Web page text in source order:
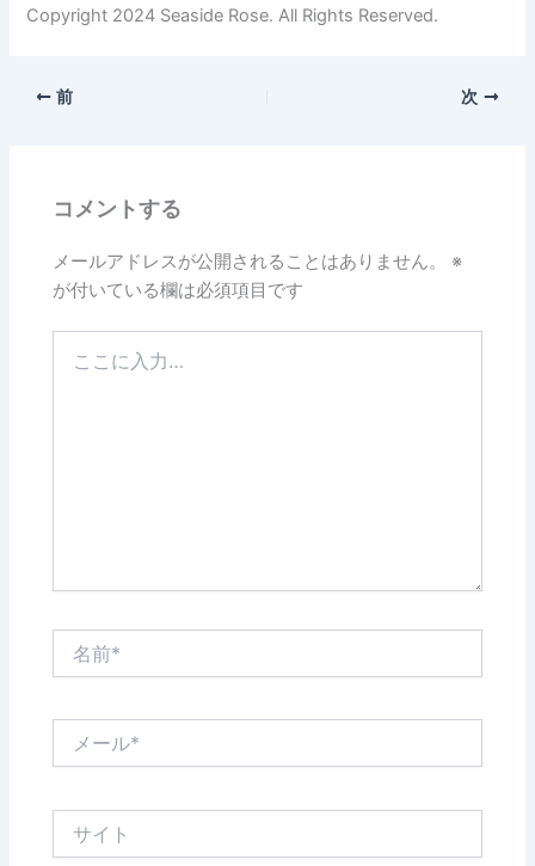
Copyright 2024 Seaside Rose. All Rights Reserved.
前 次
コメントする
メールアドレスが公開されることはありません。
※
が付いている欄は必須項目です